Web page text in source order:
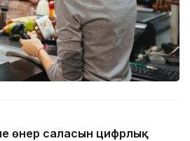
өнер саласын цифрлық